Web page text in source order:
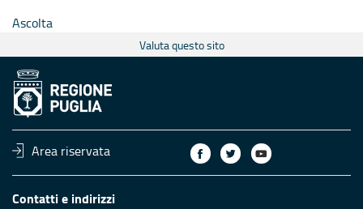
Ascolta
Valuta questo sito
Area riservata
Contatti e indirizzi